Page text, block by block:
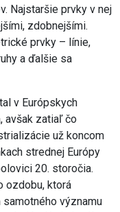
Najstaršie prvky v nej
zdobnejšími.
prvky – línie,
a ďalšie sa
v Európskych
avšak zatiaľ čo
už koncom
strednej Európy
20. storočia.
ozdobu, ktorá
významu